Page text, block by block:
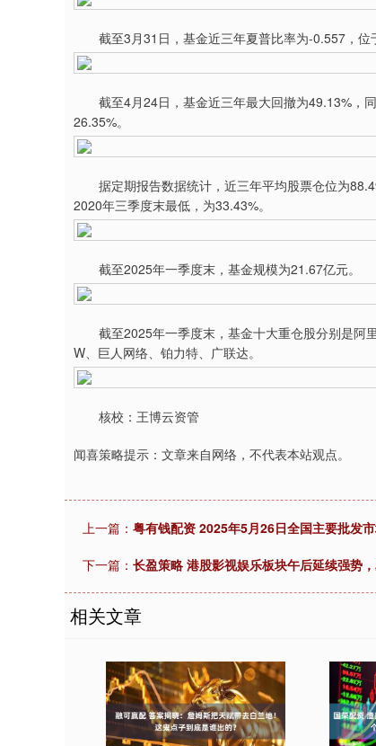
截至3月31日，基金近三年夏普比率为-0.557，位
截至4月24日，基金近三年最大回撤为49.13%，
26.35%。
据定期报告数据统计，近三年平均股票仓位为
2020年三季度末最低，为33.43%。
截至2025年一季度末，基金规模为21.67亿元。
截至2025年一季度末，基金十大重仓股分别是阿
W、巨人网络、铂力特、广联达。
核校：王博云资管
闻喜策略提示：文章来自网络，不代表本站观点。
上一篇： 粤有钱配资 2025年5月26日全国主要批发
下一篇： 长盈策略 港股影视娱乐板块午后延续强势
相关文章